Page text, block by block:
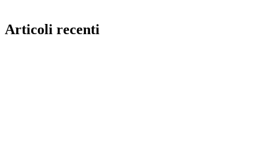
Articoli recenti